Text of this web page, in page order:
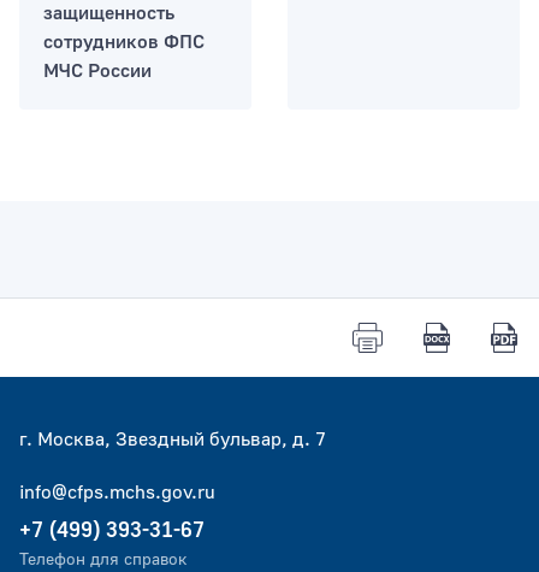
защищенность
сотрудников ФПС
МЧС России
г. Москва, Звездный бульвар, д. 7
info@cfps.mchs.gov.ru
+7 (499) 393-31-67
Телефон для справок